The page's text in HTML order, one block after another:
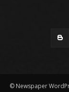
© Newspaper